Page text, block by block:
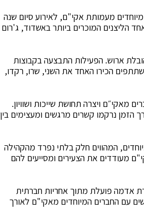
באשדוד (מתנ"ס ד') הגיעו השבוע כ-60 צעירים מיוחדים מעמותת אקי"ם, לאירוע סיום שנה
הליצנים המוכרים ביותר באשדוד, ג'רום
ארוש. הפעילות התבצעה בקבוצות
הכירו האחד את השני, שרו, רקדו,
מאקי״ם ויצרה תחושת שייכות ושוויון.
נרקמו קשרים מרגשים ומעצימים בין
המהווים חלק בלתי נפרד מהקהילה
בקהילה באשדוד. באקי"ם מעודדים את הצעירים ומסייעים להם
אדמה פועלת מתוך אחריות חברתית
עם החברים המיוחדים מאקי"ם לאורך